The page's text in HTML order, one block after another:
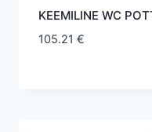
KEEMILINE WC
105.21 €